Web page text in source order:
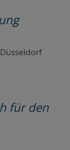
Düsseldorf
für den